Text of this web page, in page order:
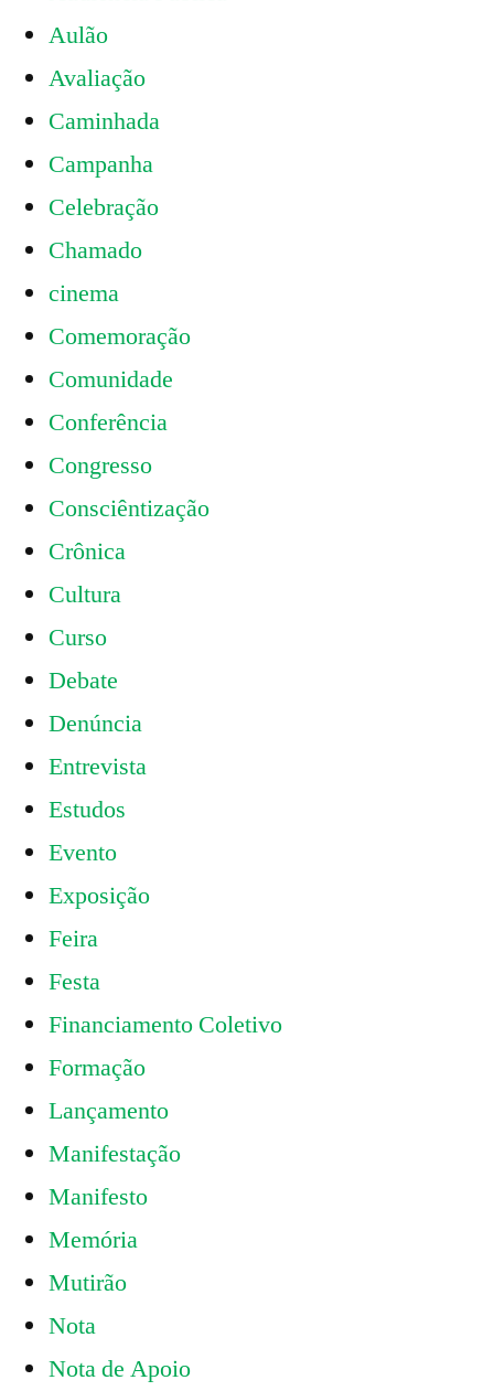
Aulão
Avaliação
Caminhada
Campanha
Celebração
Chamado
cinema
Comemoração
Comunidade
Conferência
Congresso
Consciêntização
Crônica
Cultura
Curso
Debate
Denúncia
Entrevista
Estudos
Evento
Exposição
Feira
Festa
Financiamento Coletivo
Formação
Lançamento
Manifestação
Manifesto
Memória
Mutirão
Nota
Nota de Apoio